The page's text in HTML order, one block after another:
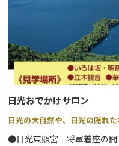
ませんか。
日光おでかけサロン
日光の大自然や、日光の隠れ
●日光東照宮 将軍着座の